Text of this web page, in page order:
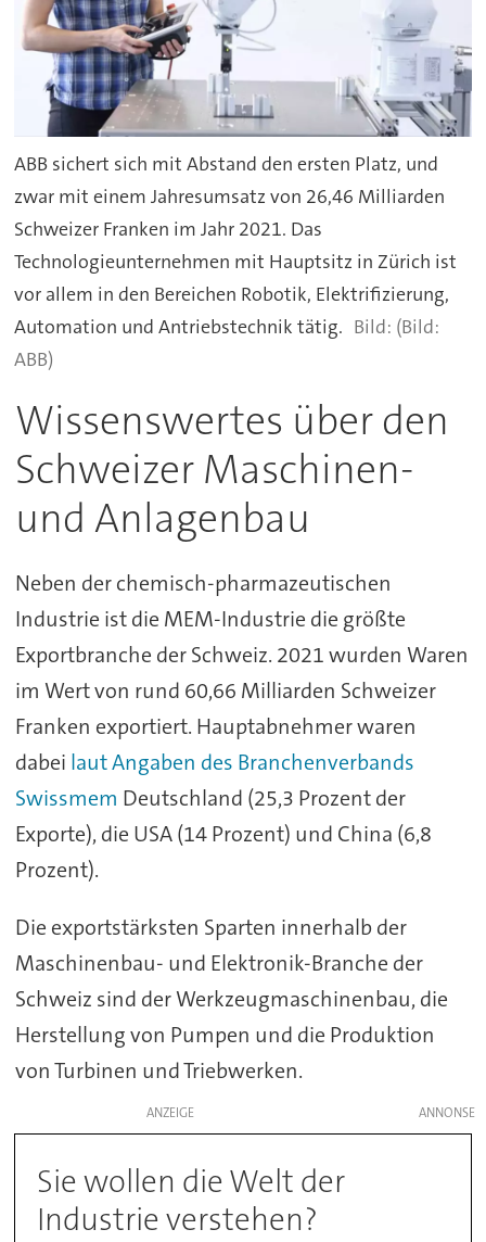
ABB sichert sich mit Abstand den ersten Platz, und
zwar mit einem Jahresumsatz von 26,46 Milliarden
Schweizer Franken im Jahr 2021. Das
Technologieunternehmen mit Hauptsitz in Zürich ist
vor allem in den Bereichen Robotik, Elektrifizierung,
Automation und Antriebstechnik tätig.
(Bild:
ABB)
Wissenswertes über den
Schweizer Maschinen-
und Anlagenbau
Neben der chemisch-pharmazeutischen
Industrie ist die MEM-Industrie die größte
Exportbranche der Schweiz. 2021 wurden Waren
im Wert von rund 60,66 Milliarden Schweizer
Franken exportiert. Hauptabnehmer waren
dabei laut Angaben des Branchenverbands
Swissmem Deutschland (25,3 Prozent der
Exporte), die USA (14 Prozent) und China (6,8
Prozent).
Die exportstärksten Sparten innerhalb der
Maschinenbau- und Elektronik-Branche der
Schweiz sind der Werkzeugmaschinenbau, die
Herstellung von Pumpen und die Produktion
von Turbinen und Triebwerken.
ANZEIGE
Sie wollen die Welt der
Industrie verstehen?